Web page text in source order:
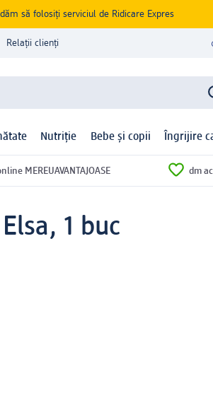
să folosiți serviciul de Ridicare Expres
Relații clienți
Nutriție Bebe și copii Îngrijire
MEREUAVANTAJOASE dm
1 buc